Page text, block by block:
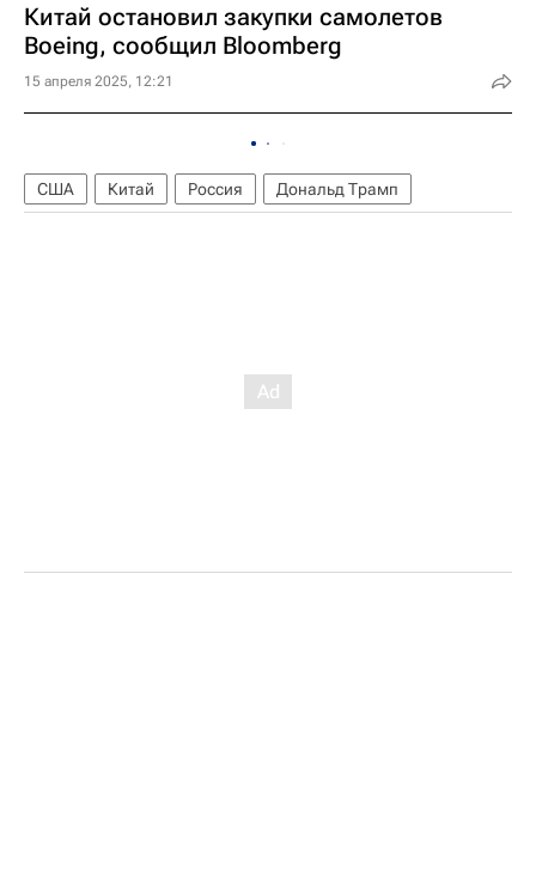
Китай остановил закупки самолетов
Boeing, сообщил Bloomberg
15 апреля 2025, 12:21
США Китай Россия Дональд Трамп